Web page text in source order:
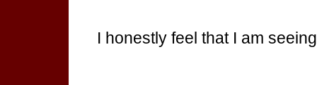
I honestly feel that I am